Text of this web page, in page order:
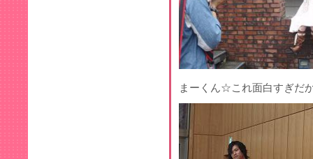
まーくん☆これ面白すぎだ